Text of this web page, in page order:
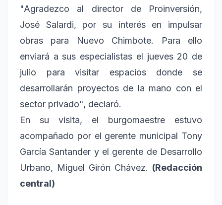
"Agradezco al director de Proinversión,
José Salardi, por su interés en impulsar
obras para Nuevo Chimbote. Para ello
enviará a sus especialistas el jueves 20 de
julio para visitar espacios donde se
desarrollarán proyectos de la mano con el
sector privado", declaró.
En su visita, el burgomaestre estuvo
acompañado por el gerente municipal Tony
García Santander y el gerente de Desarrollo
Urbano, Miguel Girón Chávez. (Redacción
central)